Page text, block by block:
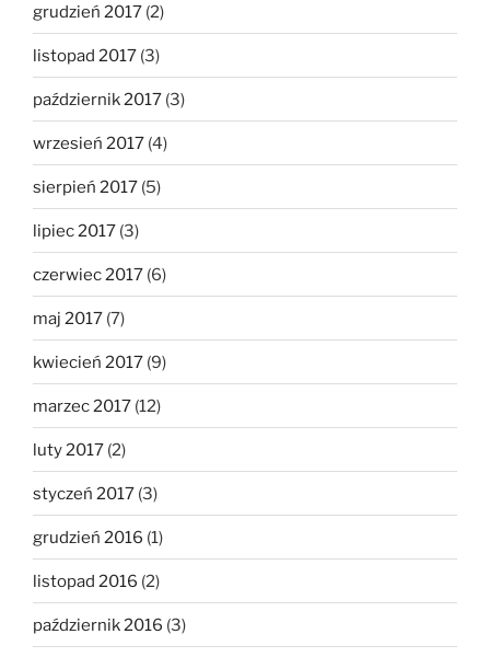
grudzień 2017 (2)
listopad 2017 (3)
październik 2017 (3)
wrzesień 2017 (4)
sierpień 2017 (5)
lipiec 2017 (3)
czerwiec 2017 (6)
maj 2017 (7)
kwiecień 2017 (9)
marzec 2017 (12)
luty 2017 (2)
styczeń 2017 (3)
grudzień 2016 (1)
listopad 2016 (2)
październik 2016 (3)